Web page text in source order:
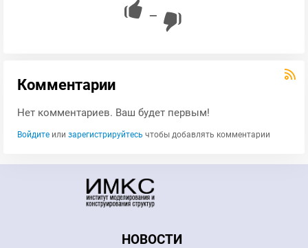
—
Комментарии
Нет комментариев. Ваш будет первым!
Войдите или зарегистрируйтесь чтобы добавлять комментарии
НОВОСТИ